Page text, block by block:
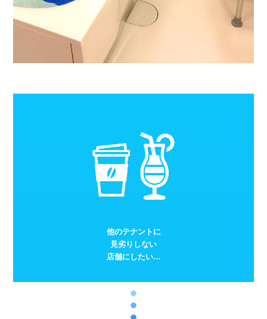
他のテナントに
見劣りしない
店舗にしたい…